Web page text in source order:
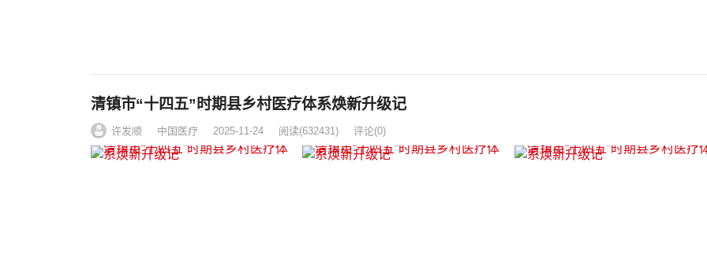
清镇市“十四五”时期县乡村医疗体系焕新升级记
许发顺 中国医疗 2025-11-24 阅读(632431) 评论(0)